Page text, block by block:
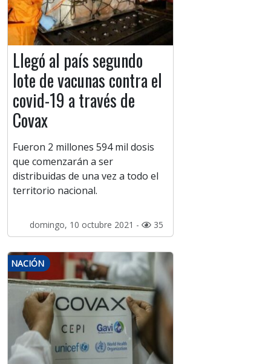
Llegó al país segundo
lote de vacunas contra el
covid-19 a través de
Covax
Fueron 2 millones 594 mil dosis
que comenzarán a ser
distribuidas de una vez a todo el
territorio nacional.
domingo, 10 octubre 2021 - 35
NACIÓN